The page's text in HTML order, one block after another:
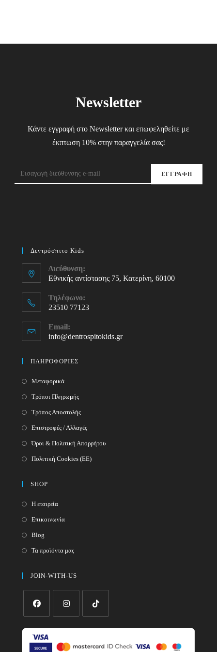
Newsletter
Κάντε εγγραφή στο Newsletter και επωφεληθείτε με
έκπτωση 10% στην παραγγελία σας!
ΕΓΓΡΑΦΗ
Δεντρόσπιτο Kids
Διεύθυνση:
Εθνικής αντίστασης 75, Κατερίνη, 60100
Τηλέφωνο:
23510 77123
in
Email:
info@dentrospitokids.grOpens
ΠΛΗΡΟΦΟΡΙΕΣ
Μεταφορικά
Τρόποι Πληρωμής
Τρόπος Αποστολής
Επιστροφές / Αλλαγές
Όροι & Πολιτική Απορρήτου
Πολιτική Cookies (ΕΕ)
SHOP
Η εταιρεία
Επικοινωνία
Blog
Τα προϊόντα μας
JOIN-WITH-US
a